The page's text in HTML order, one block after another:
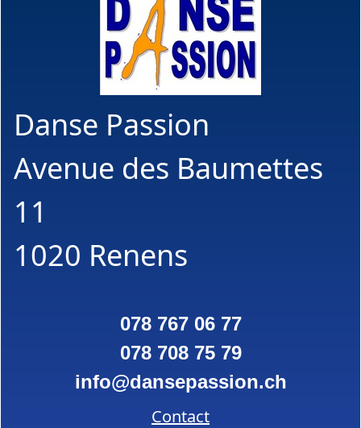
Danse Passion
Avenue des Baumettes
11
1020 Renens
078 767 06 77
078 708 75 79
info
dansepassion.ch
Contact